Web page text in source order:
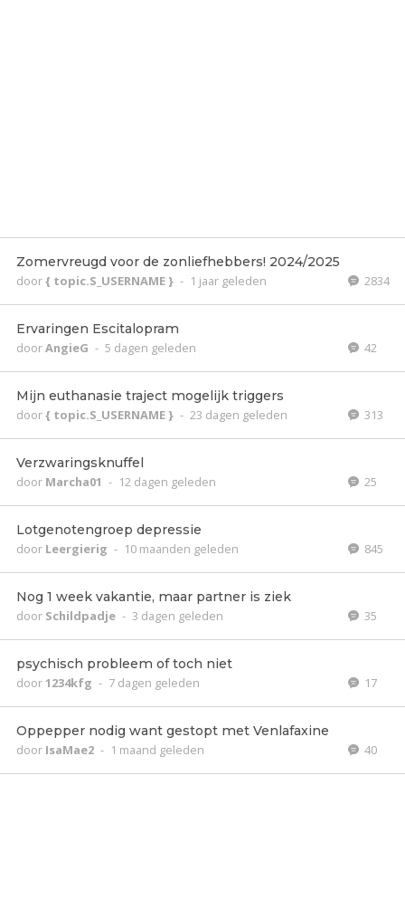
Zomervreugd voor de zonliefhebbers! 2024/2025
door{ topic.S_USERNAME } - 1 jaar geleden 2834
Ervaringen Escitalopram
doorAngieG - 5 dagen geleden 42
Mijn euthanasie traject mogelijk triggers
door{ topic.S_USERNAME } - 23 dagen geleden 313
Verzwaringsknuffel
door Marcha01 - 12 dagen geleden 25
Lotgenotengroep depressie
door Leergierig - 10 maanden geleden 845
Nog 1 week vakantie, maar partner is ziek
door Schildpadje - 3 dagen geleden 35
psychisch probleem of toch niet
door1234kfg - 7 dagen geleden 17
Oppepper nodig want gestopt met Venlafaxine
door IsaMae2 - 1 maand geleden 40